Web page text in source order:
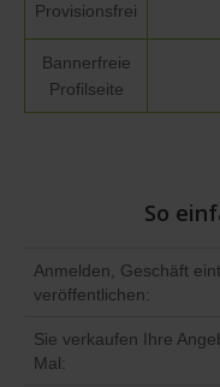
Provisionsfrei
Bannerfreie
Profilseite
So
Anmelden, Geschäft
veröffentlichen:
Sie verkaufen Ihre
Mal: